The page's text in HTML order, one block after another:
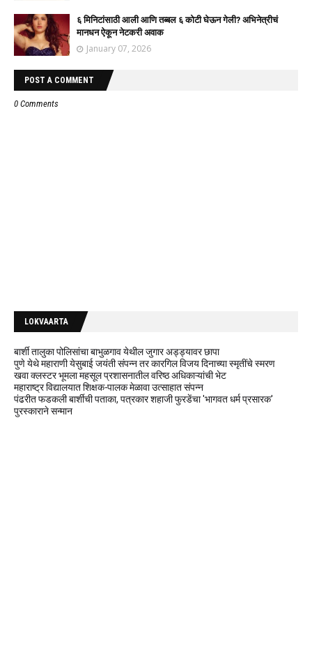
६ मिनिटांसाठी आली आणि तब्बल ६ कोटी घेऊन गेली? अभिनेत्रीचं
मानधन ऐकून नेटकरी अवाक
January 07, 2026
POST A COMMENT
0 Comments
LOKVAARTA
बार्शी तालुका पोलिसांचा बाभुळगाव येथील जुगार अड्ड्यावर छापा
पुणे येथे महाराणी येसुबाई जयंती संपन्न तर कारगिल विजय दिनाच्या स्मृतींचे स्मरण
खवा क्लस्टर भूमला महसूल प्रशासनातील वरिष्ठ अधिकाऱ्यांची भेट
महाराष्ट्र विद्यालयात शिक्षक-पालक मेळावा उत्साहात संपन्न
पंढरीत फडकली बार्शीची पताका, पत्रकार शहाजी फुरडेंचा 'भागवत धर्म प्रसारक'
पुरस्काराने सन्मान